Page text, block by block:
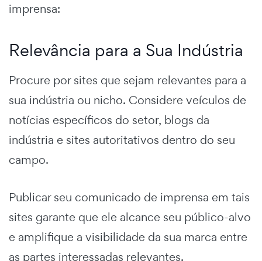
imprensa:
Relevância para a Sua Indústria
Procure por sites que sejam relevantes para a
sua indústria ou nicho. Considere veículos de
notícias específicos do setor, blogs da
indústria e sites autoritativos dentro do seu
campo.
Publicar seu comunicado de imprensa em tais
sites garante que ele alcance seu público-alvo
e amplifique a visibilidade da sua marca entre
as partes interessadas relevantes.